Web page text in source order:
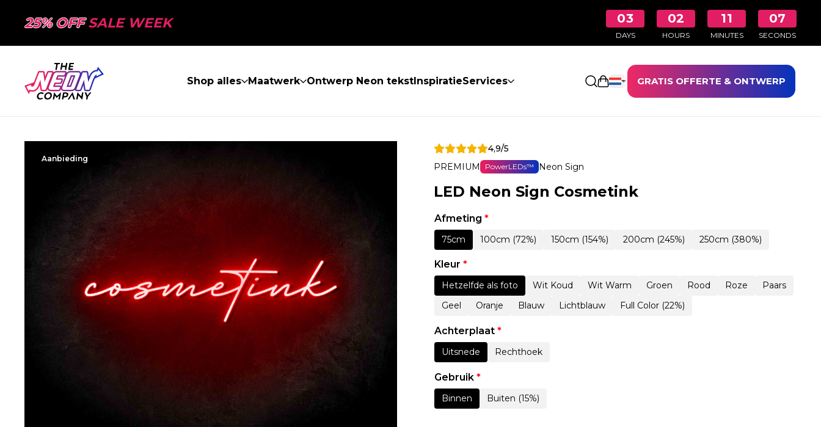
25% OFFSALE WEEK 03
DAYS
02
HOURS
11
MINUTES
05
SECONDS
Shop alles Maatwerk Ontwerp Neon tekstInspiratieServices Winkelwagen openen
GRATIS OFFERTE & ONTWERP
Aanbieding
4,9/5
PREMIUM
PowerLEDs™ Neon Sign
LED Neon Sign Cosmetink
Afmeting *
75cm 100cm (72%) 150cm (154%) 200cm (245%) 250cm (380%)
Kleur *
Hetzelfde als foto Wit Koud Wit Warm Groen Rood Roze
Paars
Geel
Oranje Blauw Lichtblauw Full Color (22%)
Achterplaat *
Uitsnede Rechthoek
Gebruik *
Binnen Buiten (15%)